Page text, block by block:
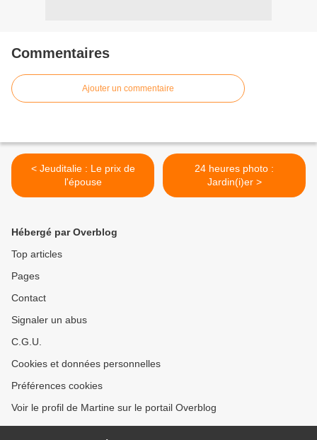
Commentaires
Ajouter un commentaire
< Jeuditalie : Le prix de
l'épouse
24 heures photo :
Jardin(i)er >
Hébergé par Overblog
Top articles
Pages
Contact
Signaler un abus
C.G.U.
Cookies et données personnelles
Préférences cookies
Voir le profil de Martine sur le portail Overblog